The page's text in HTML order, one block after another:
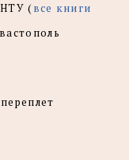
(все книги